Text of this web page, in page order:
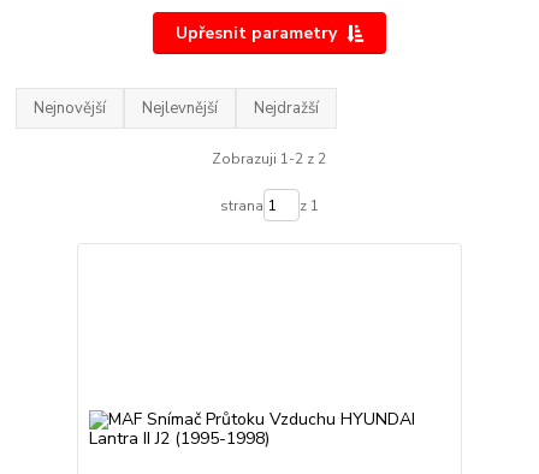
Upřesnit parametry
Nejnovější Nejlevnější Nejdražší
Zobrazuji 1-2 z 2
strana z 1